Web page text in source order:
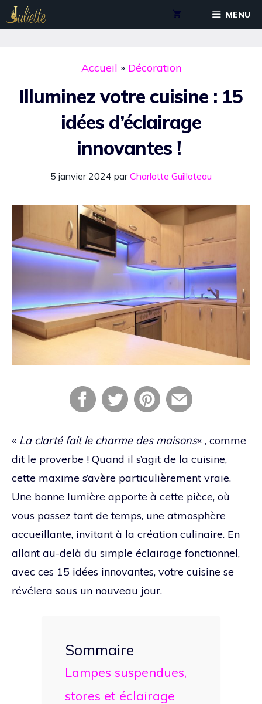
Aller
au
MENU
Accueil » Décoration
Illuminez votre cuisine : 15
idées d’éclairage
innovantes !
5 janvier 2024 parCharlotte Guilloteau
« La clarté fait le charme des maisons« , comme
dit le proverbe ! Quand il s’agit de la cuisine,
cette maxime s’avère particulièrement vraie.
Une bonne lumière apporte à cette pièce, où
vous passez tant de temps, une atmosphère
accueillante, invitant à la création culinaire. En
allant au-delà du simple éclairage fonctionnel,
avec ces 15 idées innovantes, votre cuisine se
révélera sous un nouveau jour.
Sommaire
Lampes suspendues,
stores et éclairage